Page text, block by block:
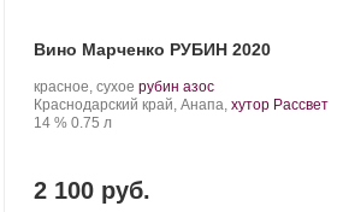
Вино Марченко РУБИН 2020
Производитель:
Марченко.
красное, сухое .
Сорт
рубин азос.
Регион:
Краснодарский край, Анапа, хутор Рассвет
Крепость
14 %. Объем
0.75 л
2 100 руб.